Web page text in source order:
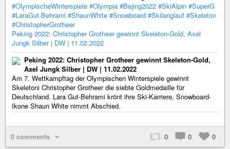
#OlympischeWinterspiele #Olympia #Bejing2022 #SkiAlpin #SuperG
#LaraGut-Behrami #ShaunWhite #Snowboard #Skilanglauf #Skeleton
#ChristopherGrotheer
Peking 2022: Christopher Grotheer gewinnt Skeleton-Gold, Axel
Jungk Silber | DW | 11.02.2022
Peking 2022: Christopher Grotheer gewinnt Skeleton-Gold,
Axel Jungk Silber | DW | 11.02.2022
Am 7. Wettkampftag der Olympischen Winterspiele gewinnt
Skeletoni Christopher Grotheer die siebte Goldmedaille für
Deutschland. Lara Gut-Behrami krönt ihre Ski-Karriere, Snowboard-
Ikone Shaun White nimmt Abschied.
0 comments 0 0 0